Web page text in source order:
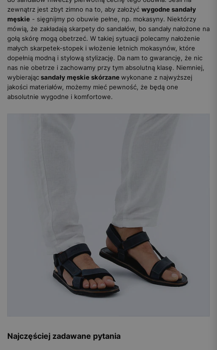
zewnątrz jest zbyt zimno na to, aby założyć wygodne sandały
męskie - sięgnijmy po obuwie pełne, np. mokasyny. Niektórzy
mówią, że zakładają skarpety do sandałów, bo sandały nałożone na
gołą skórę mogą obetrzeć. W takiej sytuacji polecamy nałożenie
małych skarpetek-stopek i włożenie letnich mokasynów, które
dopełnią modną i stylową stylizację. Da nam to gwarancję, że nic
nas nie obetrze i zachowamy przy tym absolutną klasę. Niemniej,
wybierającsandały męskie skórzanewykonane z najwyższej
jakości materiałów, możemy mieć pewność, że będą one
absolutnie wygodne i komfortowe.
Najczęściej zadawane pytania